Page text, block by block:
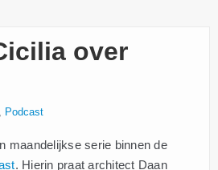
over
, Podcast
maandelijkse serie binnen de
. Hierin praat architect Daan